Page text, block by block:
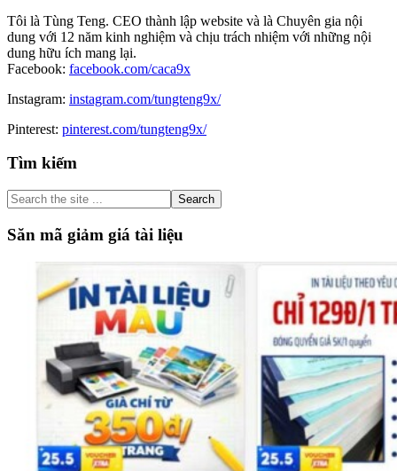
Tôi là Tùng Teng. CEO thành lập website và là Chuyên gia nội
dung với 12 năm kinh nghiệm và chịu trách nhiệm với những nội
dung hữu ích mang lại.
Facebook: facebook.com/caca9x
Instagram: instagram.com/tungteng9x/
Pinterest: pinterest.com/tungteng9x/
Primary
Sidebar
Tìm kiếm
Search
the
site
...
Săn mã giảm giá tài liệu